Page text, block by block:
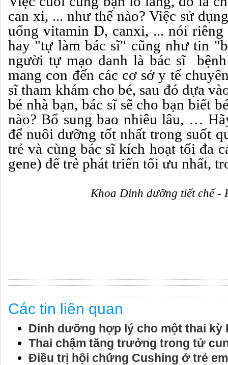
can xi, ... như thế nào? Việc sử
uống vitamin D, canxi, ... nói
hay "tự làm bác sĩ" cũng như tin
người tự mạo danh là bác sĩ
mang con đến các cơ sở y tế
sĩ tham khám cho bé, sau đó dựa
bé nhà bạn, bác sĩ sẽ cho bạn biết
nào? Bổ sung bao nhiêu lâu, …
để nuôi dưỡng tốt nhất trong suốt
trẻ và cùng bác sĩ kích hoạt tối đa
gene) để trẻ phát triển tối ưu nhất,
Khoa Dinh dưỡng tiết chế -
Các tin liên quan
Dinh dưỡng hợp lý cho một thai kỳ
Thai chậm tăng trưởng trong tử
Điều trị hội chứng Cushing ở trẻ em